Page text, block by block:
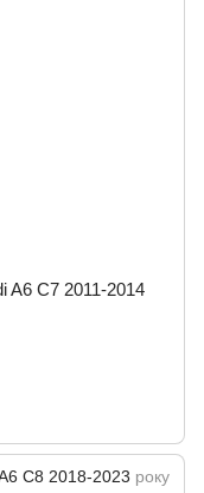
A6 C7 2011-2014